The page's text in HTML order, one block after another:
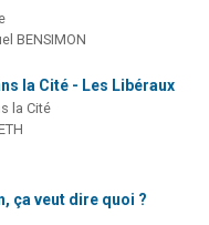
BENSIMON
la Cité - Les Libéraux
la Cité
ça veut dire quoi ?